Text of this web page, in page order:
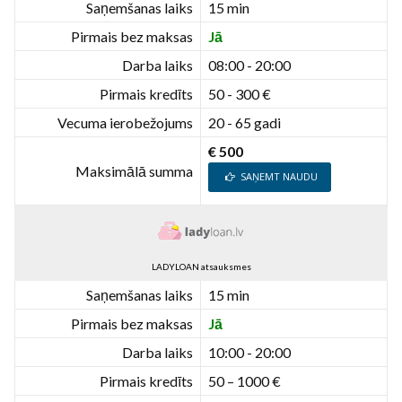
Saņemšanas laiks
15 min
Pirmais bez maksas
Jā
Darba laiks
08:00 - 20:00
Pirmais kredīts
50 - 300 €
Vecuma ierobežojums
20 - 65 gadi
Maksimālā summa
€ 500
SAŅEMT NAUDU
LADYLOAN atsauksmes
Saņemšanas laiks
15 min
Pirmais bez maksas
Jā
Darba laiks
10:00 - 20:00
Pirmais kredīts
50 – 1000 €